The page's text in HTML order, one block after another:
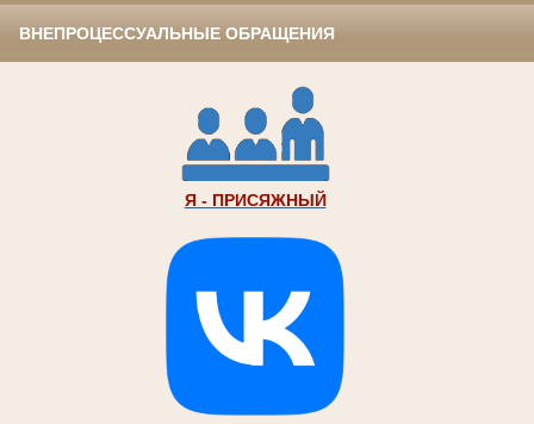
ВНЕПРОЦЕССУАЛЬНЫЕ ОБРАЩЕНИЯ
Я - ПРИСЯЖНЫЙ